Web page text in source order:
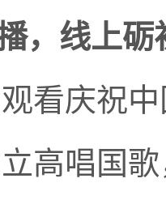
，线上砺
看庆祝
高唱国